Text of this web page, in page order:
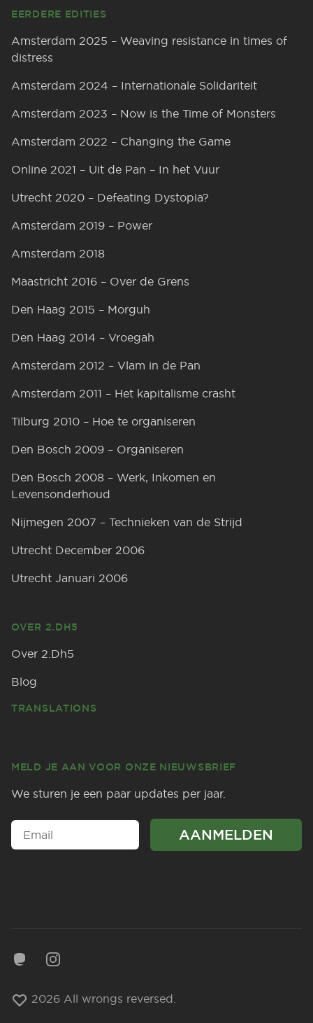
EERDERE EDITIES
Amsterdam 2025 – Weaving resistance in times of
distress
Amsterdam 2024 – Internationale Solidariteit
Amsterdam 2023 – Now is the Time of Monsters
Amsterdam 2022 – Changing the Game
Online 2021 – Uit de Pan – In het Vuur
Utrecht 2020 – Defeating Dystopia?
Amsterdam 2019 – Power
Amsterdam 2018
Maastricht 2016 – Over de Grens
Den Haag 2015 – Morguh
Den Haag 2014 – Vroegah
Amsterdam 2012 – Vlam in de Pan
Amsterdam 2011 – Het kapitalisme crasht
Tilburg 2010 – Hoe te organiseren
Den Bosch 2009 – Organiseren
Den Bosch 2008 – Werk, Inkomen en
Levensonderhoud
Nijmegen 2007 – Technieken van de Strijd
Utrecht December 2006
Utrecht Januari 2006
OVER 2.DH5
Over 2.Dh5
Blog
TRANSLATIONS
MELD JE AAN VOOR ONZE NIEUWSBRIEF
We sturen je een paar updates per jaar.
MastodonInstagram
2026 All wrongs reversed.